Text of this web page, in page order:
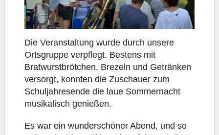
Die Veranstaltung wurde durch unsere
Ortsgruppe verpflegt. Bestens mit
Bratwurstbrötchen, Brezeln und Getränken
versorgt, konnten die Zuschauer zum
Schuljahresende die laue Sommernacht
musikalisch genießen.
Es war ein wunderschöner Abend, und so